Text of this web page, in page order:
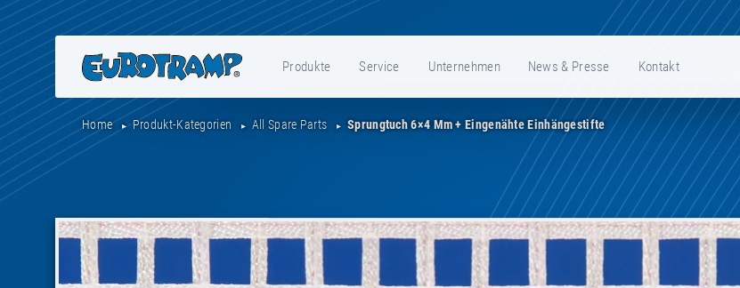
Produkte Service Unternehmen News & Presse Kontakt
Home Produkt-Kategorien All Spare Parts Sprungtuch 6×4 Mm + Eingenähte Einhängestifte